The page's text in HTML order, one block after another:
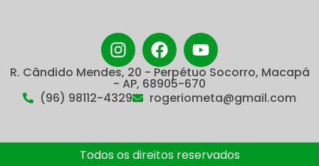
R. Cândido Mendes, 20 - Perpétuo Socorro, Macapá
- AP, 68905-670
(96) 98112-4329
rogeriometa@gmail.com
Todos os direitos reservados